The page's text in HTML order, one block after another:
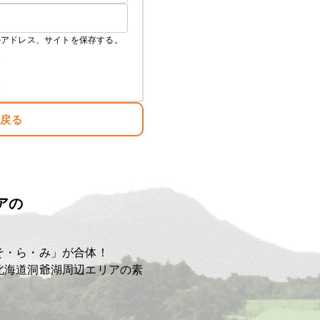
主演で演じきる」
ドレス、サイトを保存する。
る
の
ら・み」が合体！
道洞爺湖周辺エリアの素